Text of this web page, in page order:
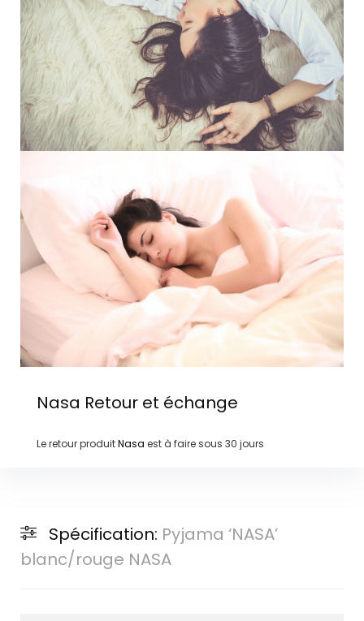
Nasa Retour et échange
Le retour produitNasa est à faire sous 30 jours
Spécification: Pyjama ‘NASA’
blanc/rouge NASA